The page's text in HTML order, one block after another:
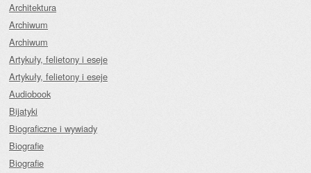
Architektura
Archiwum
Archiwum
Artykuły, felietony i eseje
Artykuły, felietony i eseje
Audiobook
Bijatyki
Biograficzne i wywiady
Biografie
Biografie